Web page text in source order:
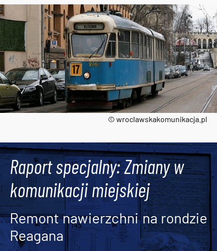
© wroclawskakomunikacja.pl
Raport specjalny: Zmiany w
komunikacji miejskiej
Remont nawierzchni na rondzie
Reagana